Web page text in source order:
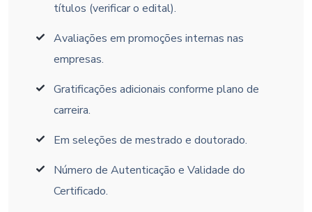
títulos (verificar o edital).
Avaliações em promoções internas nas
empresas.
Gratificações adicionais conforme plano de
carreira.
Em seleções de mestrado e doutorado.
Número de Autenticação e Validade do
Certificado.